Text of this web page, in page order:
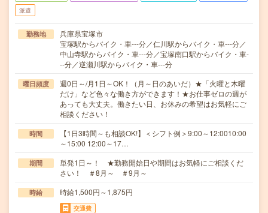
派遣
勤務地
兵庫県宝塚市
宝塚駅からバイク・車---分／仁川駅からバイク・車---分／
中山寺駅からバイク・車---分／宝塚南口駅からバイク・車-
--分／逆瀬川駅からバイク・車---分
曜日頻度
週0日～/月1日～OK！（月～日のあいだ）★「火曜と木曜
だけ」など色々な働き方ができます！★お仕事ゼロの週が
あっても大丈夫。働きたい日、お休みの希望はお気軽にご
相談ください！
時間
【1日3時間～も相談OK!】＜シフト例＞9:00～12:0010:00
～15:00 12:00～17…
期間
単発1日～！ ★勤務開始日や期間はお気軽にご相談くだ
さい！ ＃8月～ ＃9月～
時給 時給1,500円～1,875円
交通費